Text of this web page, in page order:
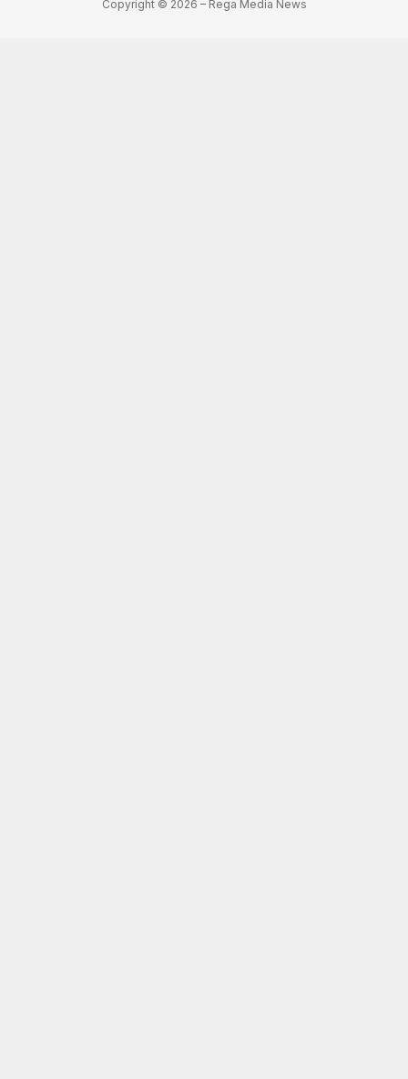
Copyright © 2026 – Rega Media News